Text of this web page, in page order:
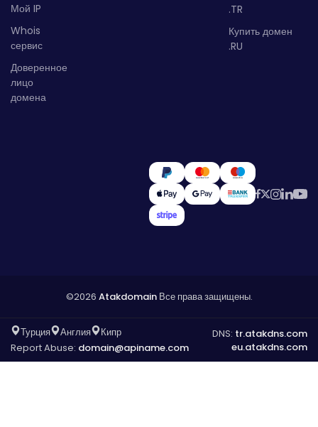
Мой IP
Whois
сервис
Доверенное
лицо
домена
.TR
Купить домен
.RU
©2026 AtakdomainВсе права защищены.
Турция Англия
Кипр
Report Abuse: domain@apiname.com
DNS: tr.atakdns.com
eu.atakdns.com